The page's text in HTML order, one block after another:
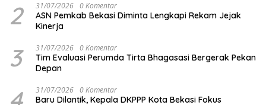
2 31/07/2026 0 Komentar
ASN Pemkab Bekasi Diminta Lengkapi Rekam Jejak
Kinerja
3 31/07/2026 0 Komentar
Tim Evaluasi Perumda Tirta Bhagasasi Bergerak Pekan
Depan
31/07/2026 0 Komentar
Baru Dilantik, Kepala DKPPP Kota Bekasi Fokus